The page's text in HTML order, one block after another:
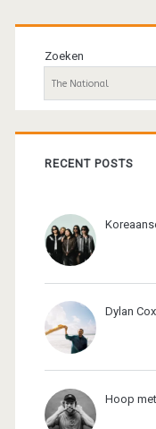
sidebar
Zoeken
RECENT POSTS
Dylan
Hoop